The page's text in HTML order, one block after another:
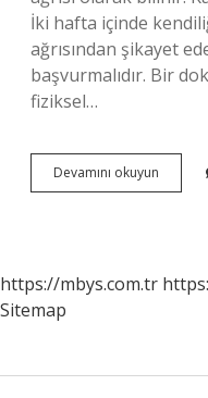
İki hafta içinde
ağrısından şikayet
başvurmalıdır. Bir
fiziksel…
Devamını okuyun
Ağrısı
https://mbys.com.tr
Sitemap